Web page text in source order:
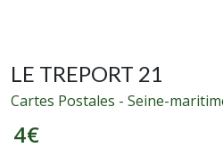
LE TREPORT 21
Cartes Postales - Seine-
4€